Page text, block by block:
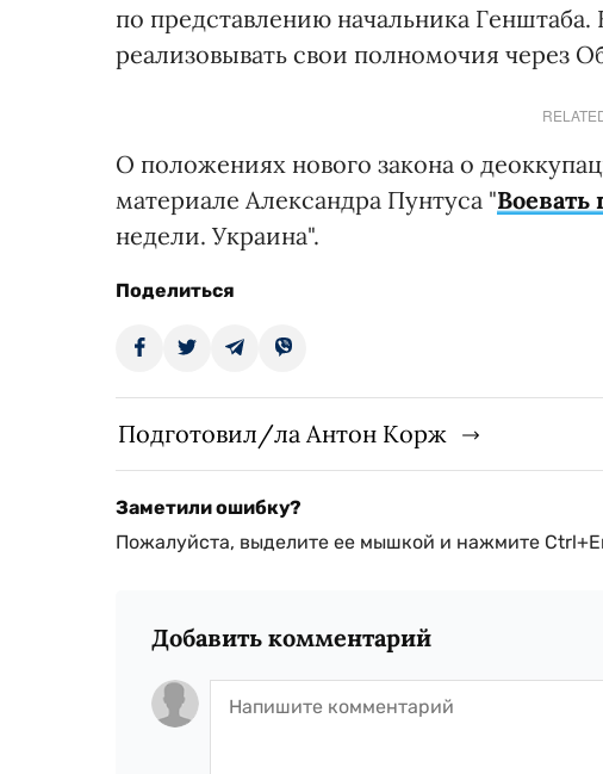
по представлению начальника
реализовывать свои полномочия через
О положениях нового закона о
материале Александра Пунтуса "
недели. Украина".
Поделиться
Подготовил/ла Антон Корж
Заметили ошибку?
Пожалуйста, выделите ее мышкой и нажмите
Добавить комментарий